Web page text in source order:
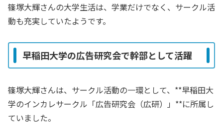
篠塚大輝さんの大学生活は、学業だけでなく、サークル活
動も充実していたようです。
早稲田大学の広告研究会で幹部として活躍
篠塚大輝さんは、サークル活動の一環として、**早稲田大
学のインカレサークル「広告研究会（広研）」**に所属し
ていました。